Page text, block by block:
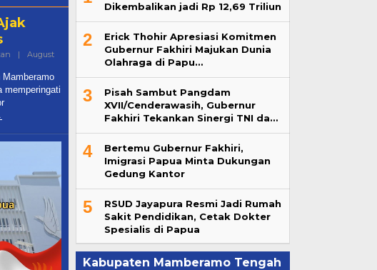
|
August
memperingati
Dikembalikan jadi Rp 12,69 Triliun
2
Erick Thohir Apresiasi Komitmen
Gubernur Fakhiri Majukan Dunia
Olahraga di Papu…
3
Pisah Sambut Pangdam
XVII/Cenderawasih, Gubernur
Fakhiri Tekankan Sinergi TNI da…
4
Bertemu Gubernur Fakhiri,
Imigrasi Papua Minta Dukungan
Gedung Kantor
5
RSUD Jayapura Resmi Jadi Rumah
Sakit Pendidikan, Cetak Dokter
Spesialis di Papua
Kabupaten Mamberamo Tengah